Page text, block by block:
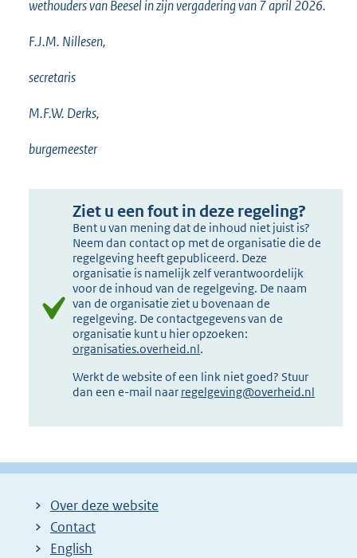
wethouders van Beesel in zijn vergadering van 7 april 2026.
F.J.M. Nillesen,
secretaris
M.F.W. Derks,
burgemeester
Ziet u een fout in deze regeling?
Bent u van mening dat de inhoud niet juist is?
Neem dan contact op met de organisatie die de
regelgeving heeft gepubliceerd. Deze
organisatie is namelijk zelf verantwoordelijk
voor de inhoud van de regelgeving. De naam
van de organisatie ziet u bovenaan de
regelgeving. De contactgegevens van de
organisatie kunt u hier opzoeken:
organisaties.overheid.nl.
Werkt de website of een link niet goed? Stuur
dan een e-mail naar regelgeving@overheid.nl
Over deze website
Contact
English